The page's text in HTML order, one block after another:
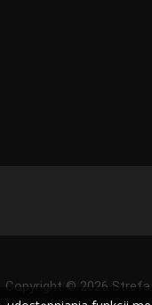
Copyright © 2026 Strefa